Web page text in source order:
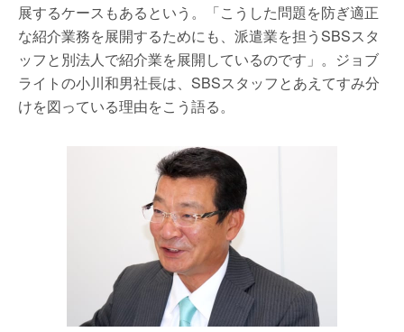
展するケースもあるという。「こうした問題を防ぎ適正
な紹介業務を展開するためにも、派遣業を担うSBSスタ
ッフと別法人で紹介業を展開しているのです」。ジョブ
ライトの小川和男社長は、SBSスタッフとあえてすみ分
けを図っている理由をこう語る。